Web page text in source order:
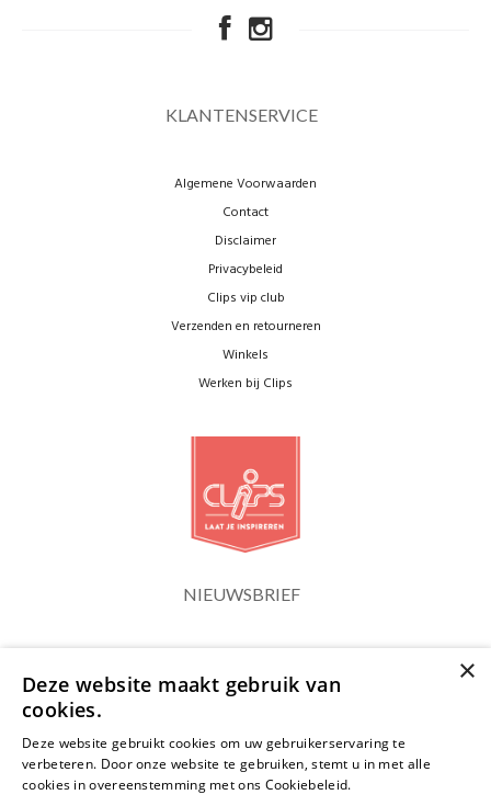
KLANTENSERVICE
Algemene Voorwaarden
Contact
Disclaimer
Privacybeleid
Clips vip club
Verzenden en retourneren
Winkels
Werken bij Clips
NIEUWSBRIEF
×
Deze website maakt gebruik van
cookies.
Deze website gebruikt cookies om uw gebruikerservaring te
verbeteren. Door onze website te gebruiken, stemt u in met alle
cookies in overeenstemming met ons Cookiebeleid.